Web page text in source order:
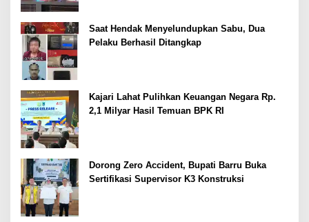
Saat Hendak Menyelundupkan Sabu, Dua
Pelaku Berhasil Ditangkap
Kajari Lahat Pulihkan Keuangan Negara Rp.
2,1 Milyar Hasil Temuan BPK RI
Dorong Zero Accident, Bupati Barru Buka
Sertifikasi Supervisor K3 Konstruksi